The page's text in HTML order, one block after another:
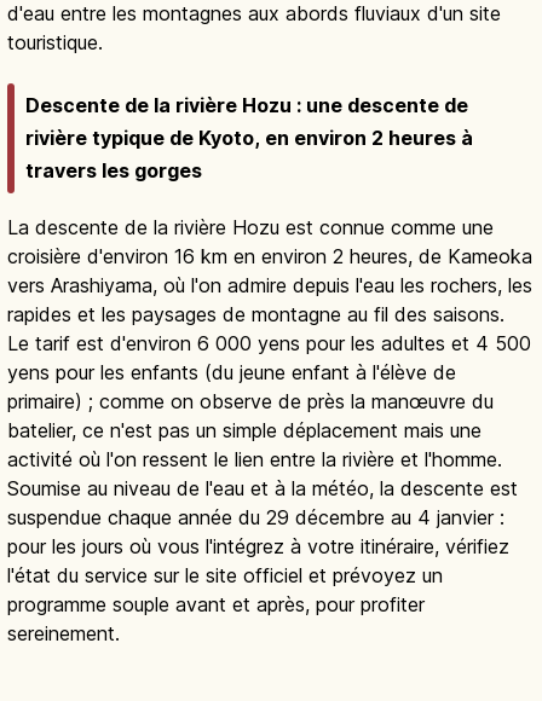
d'eau entre les montagnes aux abords fluviaux d'un site
touristique.
Descente de la rivière Hozu : une descente de
rivière typique de Kyoto, en environ 2 heures à
travers les gorges
La descente de la rivière Hozu est connue comme une
croisière d'environ 16 km en environ 2 heures, de Kameoka
vers Arashiyama, où l'on admire depuis l'eau les rochers, les
rapides et les paysages de montagne au fil des saisons.
Le tarif est d'environ 6 000 yens pour les adultes et 4 500
yens pour les enfants (du jeune enfant à l'élève de
primaire) ; comme on observe de près la manœuvre du
batelier, ce n'est pas un simple déplacement mais une
activité où l'on ressent le lien entre la rivière et l'homme.
Soumise au niveau de l'eau et à la météo, la descente est
suspendue chaque année du 29 décembre au 4 janvier :
pour les jours où vous l'intégrez à votre itinéraire, vérifiez
l'état du service sur le site officiel et prévoyez un
programme souple avant et après, pour profiter
sereinement.